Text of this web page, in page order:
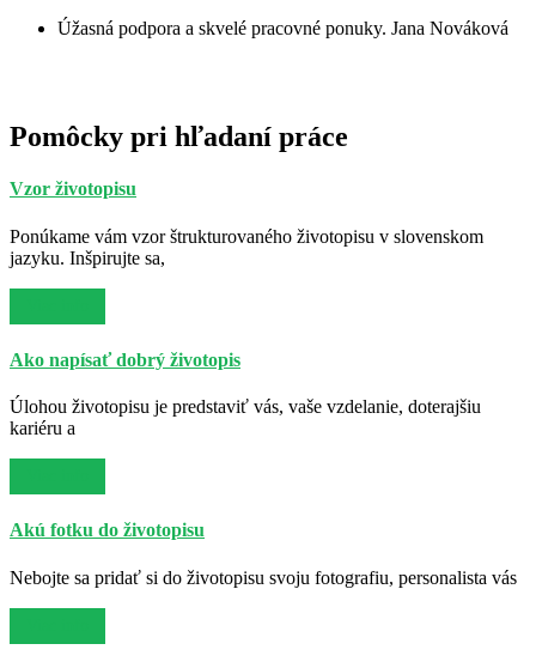
Úžasná podpora a skvelé pracovné ponuky. Jana Nováková
Pomôcky pri hľadaní práce
Vzor životopisu
Ponúkame vám vzor štrukturovaného životopisu v slovenskom
jazyku. Inšpirujte sa,
Ako napísať dobrý životopis
Úlohou životopisu je predstaviť vás, vaše vzdelanie, doterajšiu
kariéru a
Akú fotku do životopisu
Nebojte sa pridať si do životopisu svoju fotografiu, personalista vás